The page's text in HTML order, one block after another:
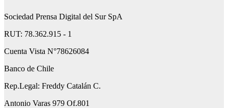
Sociedad Prensa Digital del Sur SpA
RUT: 78.362.915 - 1
Cuenta Vista N°78626084
Banco de Chile
Rep.Legal: Freddy Catalán C.
Antonio Varas 979 Of.801